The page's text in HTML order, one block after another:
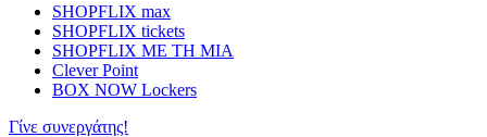
SHOPFLIX max
SHOPFLIX tickets
SHOPFLIX ΜΕ ΤΗ ΜΙΑ
Clever Point
BOX NOW Lockers
Γίνε συνεργάτης!